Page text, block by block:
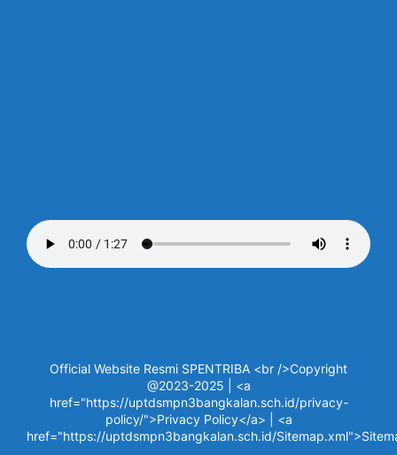
Official Website Resmi SPENTRIBA <br />Copyright
@2023-2025 | <a
href="https://uptdsmpn3bangkalan.sch.id/privacy-
policy/">Privacy Policy</a> | <a
href="https://uptdsmpn3bangkalan.sch.id/